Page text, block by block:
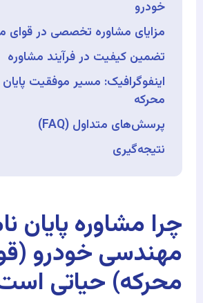
خودرو
مزایای مشاوره تخصصی در قوای
تضمین کیفیت در فرآیند مشاوره
اینفوگرافیک: مسیر موفقیت پایان
محرکه
پرسش‌های متداول (FAQ)
نتیجه‌گیری
چرا مشاوره پایان
مهندسی خودرو
محرکه) حیاتی